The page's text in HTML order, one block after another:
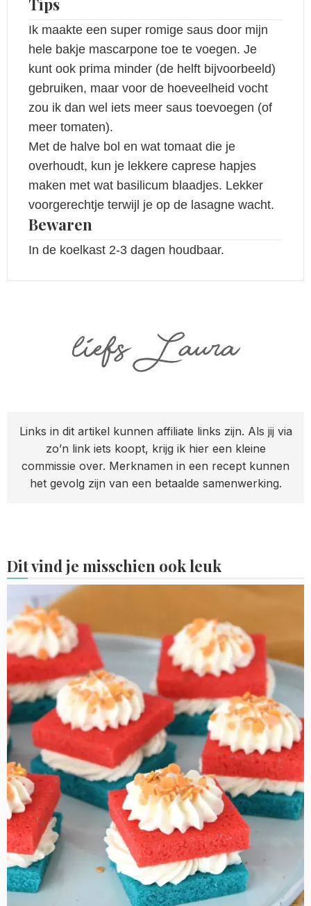
Ik maakte een super romige saus door mijn
hele bakje mascarpone toe te voegen. Je
kunt ook prima minder (de helft bijvoorbeeld)
gebruiken, maar voor de hoeveelheid vocht
zou ik dan wel iets meer saus toevoegen (of
meer tomaten).
Met de halve bol en wat tomaat die je
overhoudt, kun je lekkere caprese hapjes
maken met wat basilicum blaadjes. Lekker
voorgerechtje terwijl je op de lasagne wacht.
Bewaren
In de koelkast 2-3 dagen houdbaar.
Links in dit artikel kunnen affiliate links zijn. Als jij via
zo’n link iets koopt, krijg ik hier een kleine
commissie over. Merknamen in een recept kunnen
het gevolg zijn van een betaalde samenwerking.
Dit vind je misschien ook leuk
more
about
Koningsdag
plaatcake